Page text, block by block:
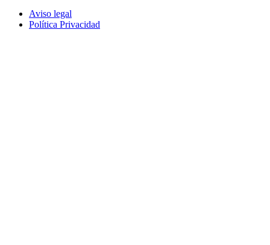
Aviso legal
Política Privacidad